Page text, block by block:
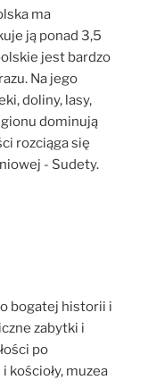
ma
ją ponad 3,5
jest bardzo
Na jego
doliny, lasy,
dominują
rozciąga się
- Sudety.
bogatej historii i
zabytki i
po
kościoły, muzea